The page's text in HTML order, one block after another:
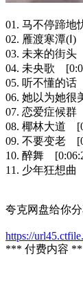
01. 马不停蹄地
02. 雁渡寒潭
03. 未来的街头
04. 未央歌
05. 听不懂的话
06. 她以为她很
07. 恋爱症候群
08. 椰林大道
09. 不要变老
10. 醉舞
11. 少年狂想
夸克网盘给你
https://
*** 付费内容